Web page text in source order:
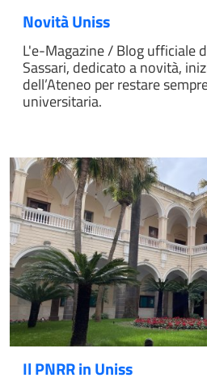
Novità Uniss
L'e-Magazine / Blog ufficiale
Sassari, dedicato a novità,
dell’Ateneo per restare
universitaria.
Il PNRR in Uniss